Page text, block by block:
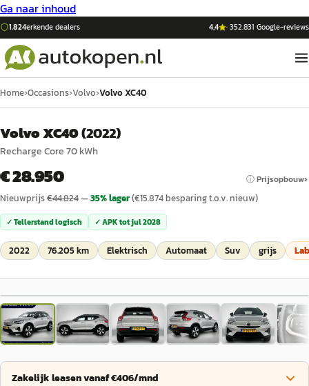
Ga naar inhoud
1.824erkende dealers 4,4 ·352.831 Google-reviews
Home›Occasions›Volvo›Volvo XC40
Volvo XC40(2022)
Recharge Core 70 kWh
€ 28.950 ⓘ Prijsopbouw
Nieuwprijs€44.824—35% lager(€15.874besparing t.o.v. nieuw)
✓ Tellerstand logisch ✓ APK totjul 2028
2022 76.205 km Elektrisch Automaat Suv grijs
1/37
Zakelijk leasen vanaf €406/mnd